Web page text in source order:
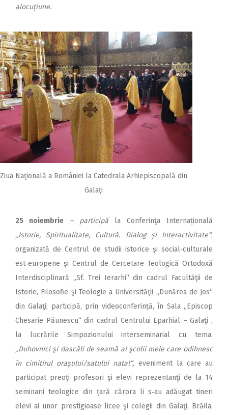
alocuțiune.
Ziua Naţională a României la Catedrala Arhiepiscopală din
Galaţi
25 noiembrie – participă la Conferinţa Internațională
„Istorie, Spiritualitate, Cultură. Dialog și Interactivitate“,
organizată de Centrul de studii istorice şi social‑culturale
est‑europene şi Centrul de Cercetare Teologică Ortodoxă
Interdisciplinară „Sf. Trei Ierarhi“ din cadrul Facultăţii de
Istorie, Filosofie şi Teologie a Universităţii „Dunărea de Jos“
din Galaţi; participă, prin video­con­ferință, în Sala ,,Episcop
Chesarie Păunescu“ din cadrul Centrului Eparhial – Galaţi ,
la lucrările Simpozionului interseminarial cu tema:
„Duhovnici şi dascăli de seamă ai şcolii mele care odihnesc
în cimitirul oraşului/satului natal“, eveniment la care au
participat preoţi profesori şi elevi reprezentanţi de la 14
seminarii teologice din țară cărora li s‑au adăugat tineri
elevi ai unor prestigioase licee şi colegii din Galaţi, Brăila,